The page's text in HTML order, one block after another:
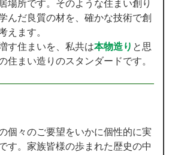
場所です。そのような住まい創り
んだ良質の材を、確かな技術で創
えます。
す住まいを、私共は本物造り と思
住まい造りのスタンダードです。
個々のご要望をいかに個性的に実
す。家族皆様の歩まれた歴史の中